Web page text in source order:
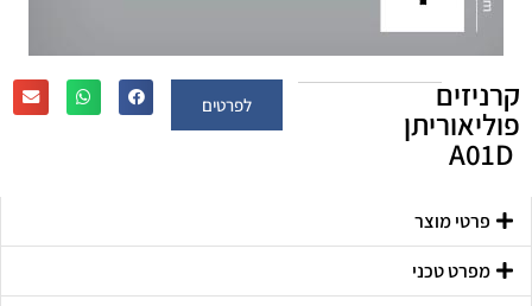
קרניזים
פוליאוריתן
A01D
לפרטים
פרטי מוצר
מפרט טכני